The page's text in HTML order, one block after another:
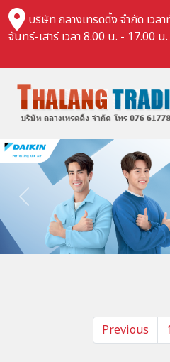
บริษัท ถลางเทรดดิ้ง จำกัด เวลา
จันทร์-เสาร์ เวลา 8.00 น. - 17.00 น.
Previous
Previous